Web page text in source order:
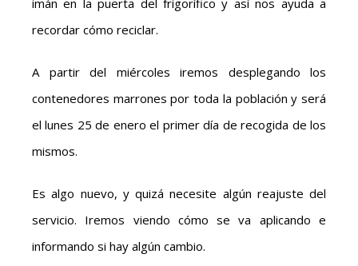
imán en la puerta del frigorífico y así nos ayuda a
recordar cómo reciclar.
A partir del miércoles iremos desplegando los
contenedores marrones por toda la población y será
el lunes 25 de enero el primer día de recogida de los
mismos.
Es algo nuevo, y quizá necesite algún reajuste del
servicio. Iremos viendo cómo se va aplicando e
informando si hay algún cambio.